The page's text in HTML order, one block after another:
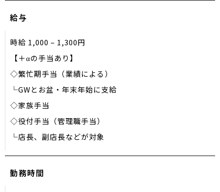
給与
時給 1,000 – 1,300円
【＋αの手当あり】
◇繁忙期手当（業績による）
└GWとお盆・年末年始に支給
◇家族手当
◇役付手当（管理職手当）
└店長、副店長などが対象
勤務時間